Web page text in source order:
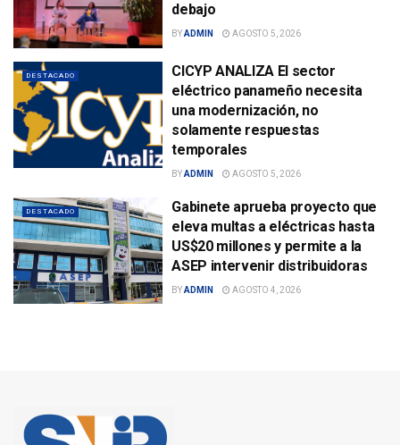
debajo
BYADMIN AGOSTO 5, 2026
DESTACADO
CICYP ANALIZA El sector
eléctrico panameño necesita
una modernización, no
solamente respuestas
temporales
BYADMIN AGOSTO 5, 2026
DESTACADO
Gabinete aprueba proyecto que
eleva multas a eléctricas hasta
US$20 millones y permite a la
ASEP intervenir distribuidoras
BYADMIN AGOSTO 4, 2026